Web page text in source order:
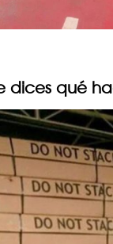
dices qué